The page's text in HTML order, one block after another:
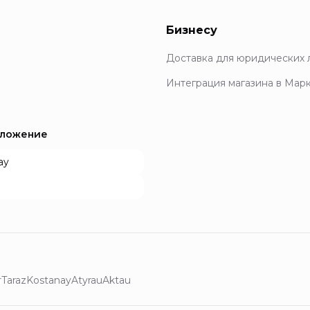
Бизнесу
Доставка для юридических
Интеграция магазина в
TarazKostanayAtyrauAktau